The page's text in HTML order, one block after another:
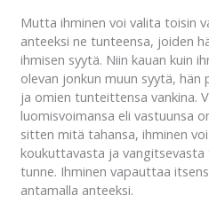
Mutta ihminen voi valita toisin
anteeksi ne tunteensa, joiden
ihmisen syytä. Niin kauan kuin
olevan jonkun muun syytä,
ja omien tunteittensa vankina.
luomisvoimansa eli vastuunsa
sitten mitä tahansa, ihminen
koukuttavasta ja
tunne. Ihminen vapauttaa
antamalla anteeksi.